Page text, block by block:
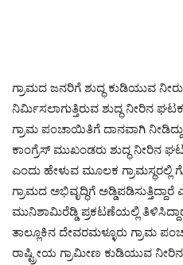
ಗ್ರಾಮದ ಜನರಿಗೆ ಶುದ್ಧ ಕುಡಿಯುವ
ನಿರ್ಮಿಸಲಾಗುತ್ತಿರುವ ಶುದ್ಧ ನೀರಿನ
ಗ್ರಾಮ ಪಂಚಾಯಿತಿಗೆ ದಾನವಾಗಿ
ಕಾಂಗ್ರೆಸ್ ಮುಖಂಡರು ಶುದ್ಧ ನೀರಿನ
ಎಂದು ಹೇಳುವ ಮೂಲಕ
ಗ್ರಾಮದ ಅಭಿವೃದ್ಧಿಗೆ
ಮುನಿಶಾಮಿರೆಡ್ಡಿ ಪ್ರಕಟಣೆಯಲ್ಲಿ
ತಾಲ್ಲೂಕಿನ ದೇವರಮಳ್ಳೂರು ಗ್ರಾಮ
ರಾಷ್ಟ್ರೀಯ ಗ್ರಾಮೀಣ ಕುಡಿಯುವ